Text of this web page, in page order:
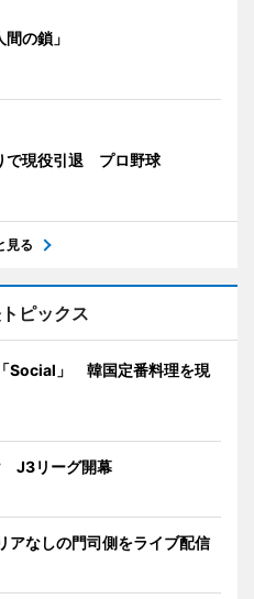
間の鎖」
で現役引退 プロ野球
見る
ピックス
Social」 韓国定番料理を現
J3リーグ開幕
アなしの門司側をライブ配信